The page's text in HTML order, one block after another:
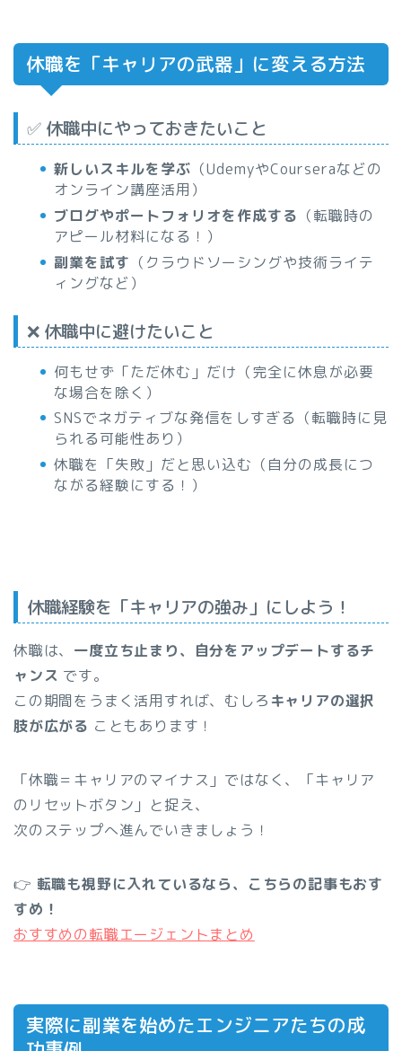
休職を「キャリアの武器」に変える方法
✅ 休職中にやっておきたいこと
新しいスキルを学ぶ （UdemyやCourseraなどの
オンライン講座活用）
ブログやポートフォリオを作成する （転職時の
アピール材料になる！）
副業を試す （クラウドソーシングや技術ライテ
ィングなど）
❌ 休職中に避けたいこと
何もせず「ただ休む」だけ（完全に休息が必要
な場合を除く）
SNSでネガティブな発信をしすぎる（転職時に見
られる可能性あり）
休職を「失敗」だと思い込む（自分の成長につ
ながる経験にする！）
休職経験を「キャリアの強み」にしよう！
休職は、 一度立ち止まり、自分をアップデートするチ
ャンス です。
この期間をうまく活用すれば、むしろ キャリアの選択
肢が広がる こともあります！
「休職＝キャリアのマイナス」ではなく、「キャリア
のリセットボタン」と捉え、
次のステップへ進んでいきましょう！
👉 転職も視野に入れているなら、こちらの記事もおす
すめ！
おすすめの転職エージェントまとめ
実際に副業を始めたエンジニアたちの成